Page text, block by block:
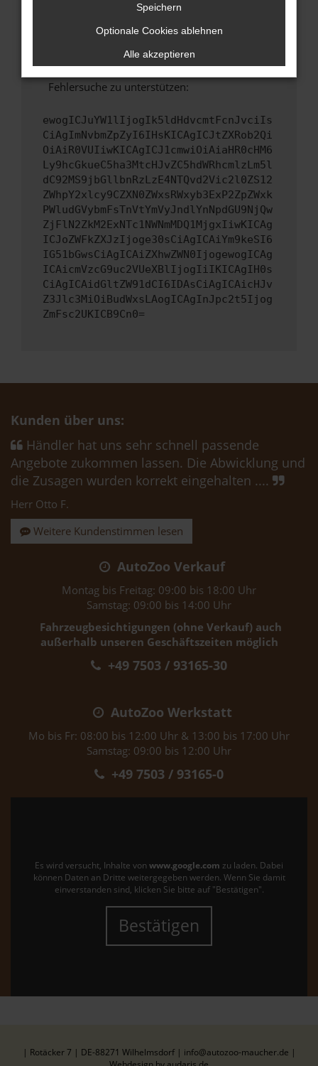
Wende dich an den Webseitenbetreiber.
Wenn du alle oben genannten Schritte versucht
hast, kontaktiere uns bitte. Wir werden
versuchen, das Problem zu beheben. Du kannst
uns diesen Text schicken, um uns bei der
Fehlersuche zu unterstützen:
ewogICJuYW1lIjogIk5ldHdvcmtFcnJvciIs
CiAgImNvbmZpZyI6IHsKICAgICJtZXRob2Qi
OiAiR0VUIiwKICAgICJ1cmwiOiAiaHR0cHM6
Ly9hcGkueC5ha3MtcHJvZC5hdWRhcmlzLm5l
dC92MS9jbGllbnRzLzE4NTQvd2Vic2l0ZS12
ZWhpY2xlcy9CZXN0ZWxsRWxyb3ExP2ZpZWxk
PWludGVybmFsTnVtYmVyJndlYnNpdGU9NjQw
ZjFlN2ZkM2ExNTc1NWNmMDQ1MjgxIiwKICAg
ICJoZWFkZXJzIjoge30sCiAgICAiYm9keSI6
IG51bGwsCiAgICAiZXhwZWN0IjogewogICAg
ICAicmVzcG9uc2VUeXBlIjogIiIKICAgIH0s
CiAgICAidGltZW91dCI6IDAsCiAgICAicHJv
Z3Jlc3MiOiBudWxsLAogICAgInJpc2t5Ijog
ZmFsc2UKICB9Cn0=
Kunden über uns:
Händler hat uns sehr schnell passende
Angebote zukommen lassen. Die Abwicklung und
die Zusagen wurden korrekt eingehalten ....
Herr Otto F.
Weitere Kundenstimmen lesen
AutoZoo Verkauf
Montag bis Freitag: 09:00 bis 18:00 Uhr
Samstag: 09:00 bis 14:00 Uhr
Fahrzeugbesichtigungen (ohne Verkauf) auch
außerhalb unseren Geschäftszeiten möglich
+49 7503 / 93165-30
AutoZoo Werkstatt
Mo bis Fr: 08:00 bis 12:00 Uhr & 13:00 bis 17:00 Uhr
Samstag: 09:00 bis 12:00 Uhr
+49 7503 / 93165-0
Es wird versucht, Inhalte von www.google.com zu laden. Dabei
können Daten an Dritte weitergegeben werden. Wenn Sie damit
einverstanden sind, klicken Sie bitte auf "Bestätigen".
Bestätigen
| Rotäcker 7 | DE-88271 Wilhelmsdorf | info@autozoo-maucher.de |
Speichern
Optionale Cookies ablehnen
Alle akzeptieren